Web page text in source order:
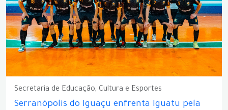
Secretaria de Educação, Cultura e Esportes
Serranópolis do Iguaçu enfrenta Iguatu pela